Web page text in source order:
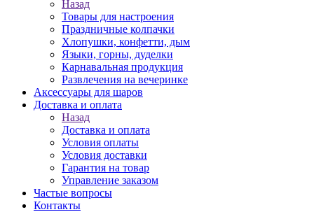
Назад
Товары для настроения
Праздничные колпачки
Хлопушки, конфетти, дым
Языки, горны, дуделки
Карнавальная продукция
Развлечения на вечеринке
Аксессуары для шаров
Доставка и оплата
Назад
Доставка и оплата
Условия оплаты
Условия доставки
Гарантия на товар
Управление заказом
Частые вопросы
Контакты